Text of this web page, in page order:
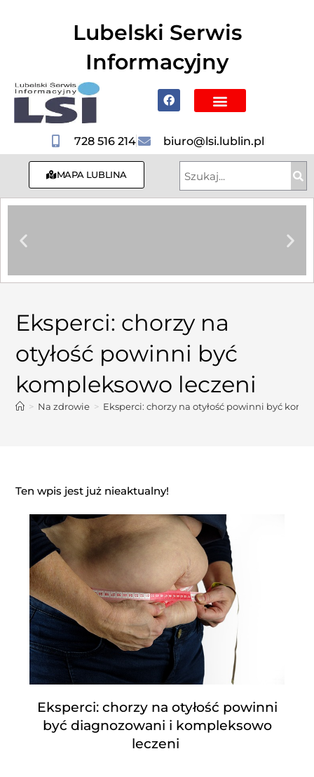
Lubelski Serwis
Informacyjny
728 516 214 biuro@lsi.lublin.pl
MAPA LUBLINA
Eksperci: chorzy na
otyłość powinni być
kompleksowo leczeni
> Na zdrowie > Eksperci: chorzy na otyłość powinni być
Ten wpis jest już nieaktualny!
Eksperci: chorzy na otyłość powinni
być diagnozowani i kompleksowo
leczeni